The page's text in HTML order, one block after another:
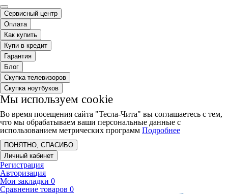
Сервисный центр
Оплата
Как купить
Купи в кредит
Гарантия
Блог
Скупка телевизоров
Скупка ноутбуков
Мы используем cookie
Во время посещения сайта "Тесла-Чита" вы соглашаетесь с тем,
что мы обрабатываем ваши персональные данные с
использованием метрических программ Подробнее
ПОНЯТНО, СПАСИБО
Личный кабинет
Регистрация
Авторизация
Мои закладки 0
Сравнение товаров 0